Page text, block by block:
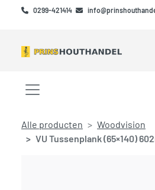
Skip
Skip
0299-421414
Menu openen/sluiten
Alle producten
Woodvision
VU Tussenplank (65×140)